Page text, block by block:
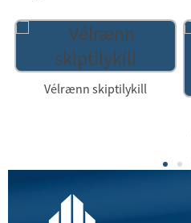
Vélrænn skiptilykill